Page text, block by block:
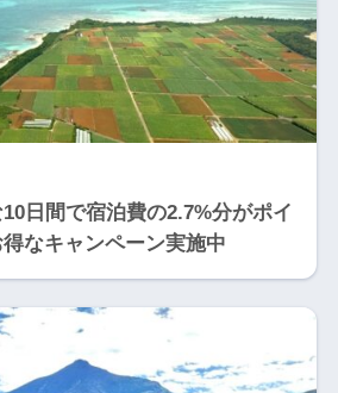
日間で宿泊費の2.7%分がポイ
なキャンペーン実施中